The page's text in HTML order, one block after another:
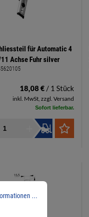
für Automatic 4
Achse Fuhr silver
18,08 € / 1 Stück
inkl. MwSt, zzgl. Versand
Sofort lieferbar.
...